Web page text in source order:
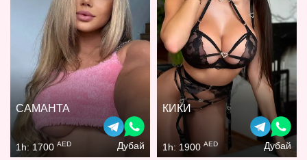
САМАНТА
1h: 1700 AED Дубай
КИКИ
1h: 1900 AED Дубай